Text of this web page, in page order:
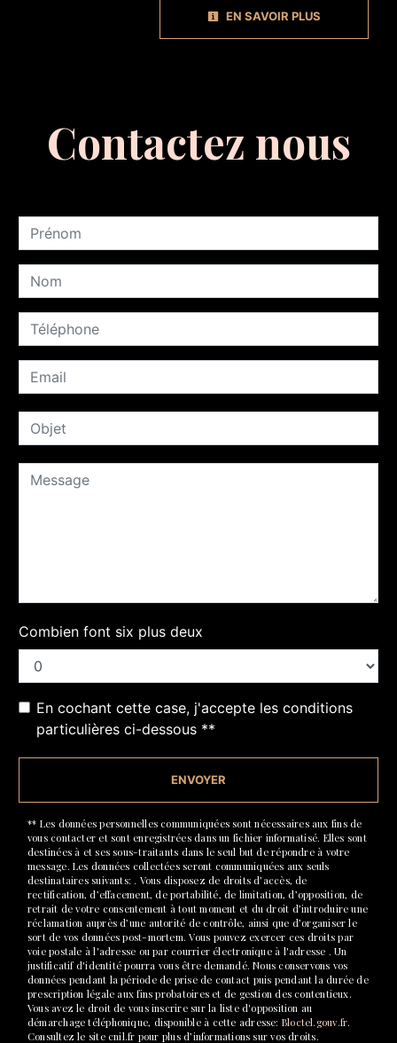
EN SAVOIR PLUS
Contactez nous
Combien font six plus deux
En cochant cette case, j'accepte les conditions
particulières ci-dessous **
ENVOYER
** Les données personnelles communiquées sont nécessaires aux fins de
vous contacter et sont enregistrées dans un fichier informatisé. Elles sont
destinées à et ses sous-traitants dans le seul but de répondre à votre
message. Les données collectées seront communiquées aux seuls
destinataires suivants: . Vous disposez de droits d’accès, de
rectification, d’effacement, de portabilité, de limitation, d’opposition, de
retrait de votre consentement à tout moment et du droit d’introduire une
réclamation auprès d’une autorité de contrôle, ainsi que d’organiser le
sort de vos données post-mortem. Vous pouvez exercer ces droits par
voie postale à l'adresse ou par courrier électronique à l'adresse . Un
justificatif d'identité pourra vous être demandé. Nous conservons vos
données pendant la période de prise de contact puis pendant la durée de
prescription légale aux fins probatoires et de gestion des contentieux.
Vous avez le droit de vous inscrire sur la liste d'opposition au
démarchage téléphonique, disponible à cette adresse: Bloctel.gouv.fr.
Consultez le site cnil.fr pour plus d’informations sur vos droits.